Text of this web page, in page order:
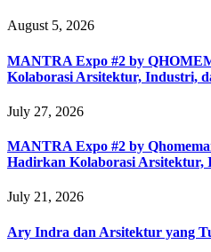
August 5, 2026
MANTRA Expo #2 by
Kolaborasi Arsitektur, Industri,
July 27, 2026
MANTRA Expo #2 by
Hadirkan Kolaborasi Arsitektur,
July 21, 2026
Ary Indra dan Arsitektur yang